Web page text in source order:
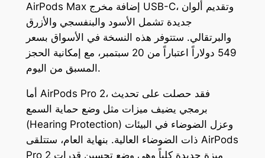
AirPods Max إضافة مخرج USB-C، وتقديم ألوان
جديدة تشمل الأسود والبنفسجي والأزرق
والبرتقالي. ستتوفر هذه النسخة في الأسواق بسعر
549 دولاراً اعتباراً من 20 سبتمبر، مع إمكانية الحجز
المسبق من اليوم.
أما AirPods Pro 2، فقد حصلت على تحديث
برمجي يضيف ميزات مثل وضع حماية السمع
(Hearing Protection) وعزل الضوضاء في البيئات
ذات الضوضاء العالية. بنهاية العام، ستتلقى AirPods
Pro 2 ميزة جديدة كلياً وهي وضع تحسين قدرات